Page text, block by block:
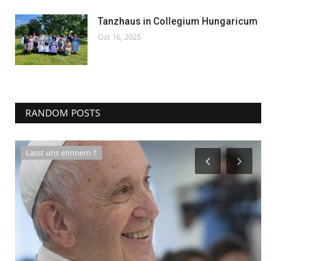
Tanzhaus in Collegium Hungaricum
Oct 16, 2025
RANDOM POSTS
Lasst uns erinnern †